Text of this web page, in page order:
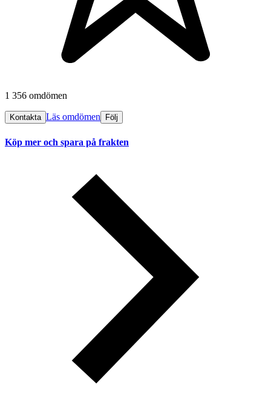
1 356 omdömen
Kontakta Läs omdömen Följ
Köp mer och spara på frakten